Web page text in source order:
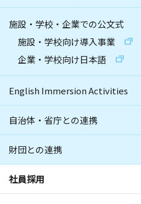
施設・学校・企業での公文式
施設・学校向け導入事業
企業・学校向け日本語
English Immersion Activities
自治体・省庁との連携
財団との連携
社員採用